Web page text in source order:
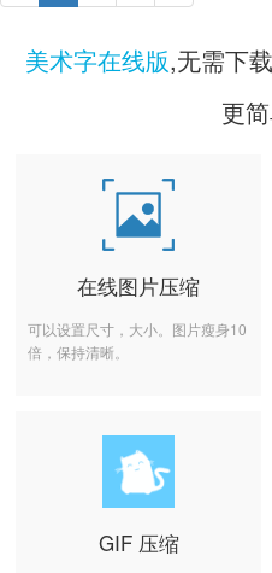
美术字在线版,无需下
更简
在线图片压缩
可以设置尺寸，大小。图片瘦身10
倍，保持清晰。
GIF 压缩